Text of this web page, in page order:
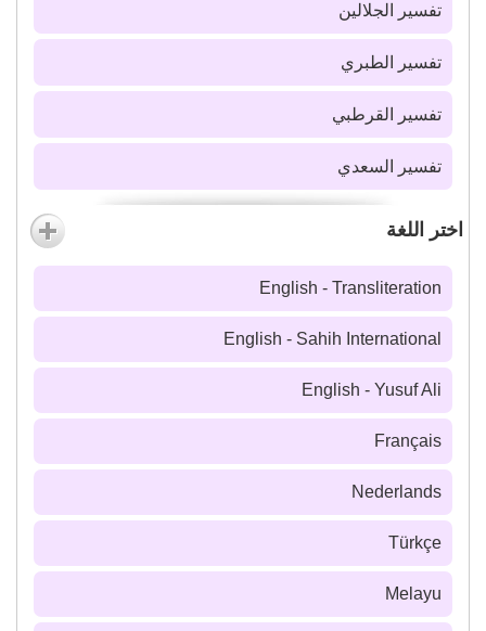
تفسير الجلالين
تفسير الطبري
تفسير القرطبي
تفسير السعدي
اختر اللغة
English - Transliteration
English - Sahih International
English - Yusuf Ali
Français
Nederlands
Türkçe
Melayu